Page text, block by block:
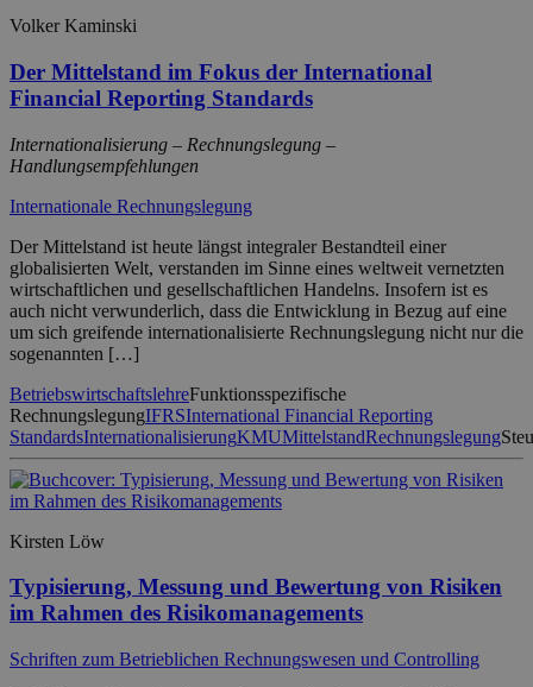
Volker Kaminski
Der Mittelstand im Fokus der International
Financial Reporting Standards
Internationalisierung – Rechnungslegung –
Handlungsempfehlungen
Internationale Rechnungslegung
Der Mittelstand ist heute längst integraler Bestandteil einer
globalisierten Welt, verstanden im Sinne eines weltweit vernetzten
wirtschaftlichen und gesellschaftlichen Handelns. Insofern ist es
auch nicht verwunderlich, dass die Entwicklung in Bezug auf eine
um sich greifende internationalisierte Rechnungslegung nicht nur die
sogenannten […]
BetriebswirtschaftslehreFunktionsspezifische
RechnungslegungIFRSInternational Financial Reporting
StandardsInternationalisierungKMUMittelstandRechnungslegung
Kirsten Löw
Typisierung, Messung und Bewertung von Risiken
im Rahmen des Risikomanagements
Schriften zum Betrieblichen Rechnungswesen und Controlling